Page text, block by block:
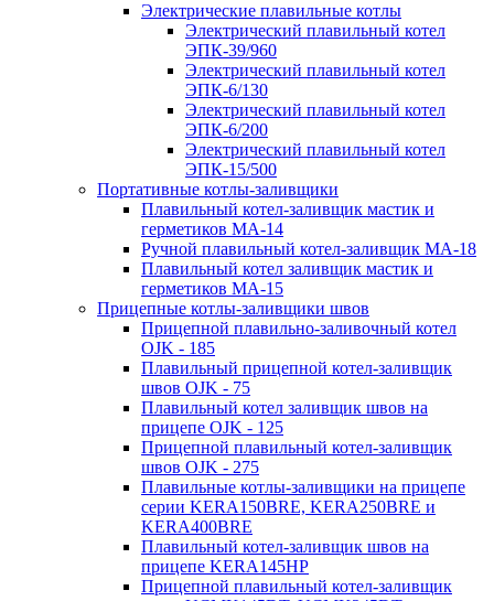
Электрические плавильные котлы
Электрический плавильный котел
ЭПК-39/960
Электрический плавильный котел
ЭПК-6/130
Электрический плавильный котел
ЭПК-6/200
Электрический плавильный котел
ЭПК-15/500
Портативные котлы-заливщики
Плавильный котел-заливщик мастик и
герметиков МА-14
Ручной плавильный котел-заливщик МА-18
Плавильный котел заливщик мастик и
герметиков МА-15
Прицепные котлы-заливщики швов
Прицепной плавильно-заливочный котел
OJK - 185
Плавильный прицепной котел-заливщик
швов OJK - 75
Плавильный котел заливщик швов на
прицепе OJK - 125
Прицепной плавильный котел-заливщик
швов OJK - 275
Плавильные котлы-заливщики на прицепе
серии KERA150BRE, KERA250BRE и
KERA400BRE
Плавильный котел-заливщик швов на
прицепе KERA145HP
Прицепной плавильный котел-заливщик